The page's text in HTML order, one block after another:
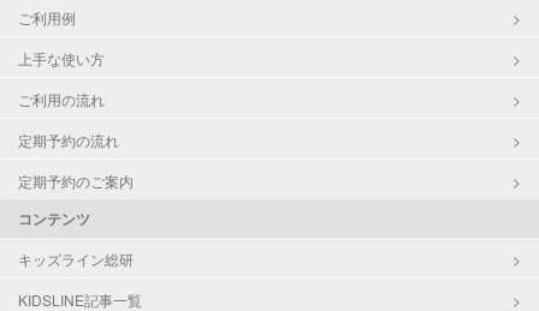
ご利用例
上手な使い方
ご利用の流れ
定期予約の流れ
定期予約のご案内
コンテンツ
キッズライン総研
KIDSLINE記事一覧